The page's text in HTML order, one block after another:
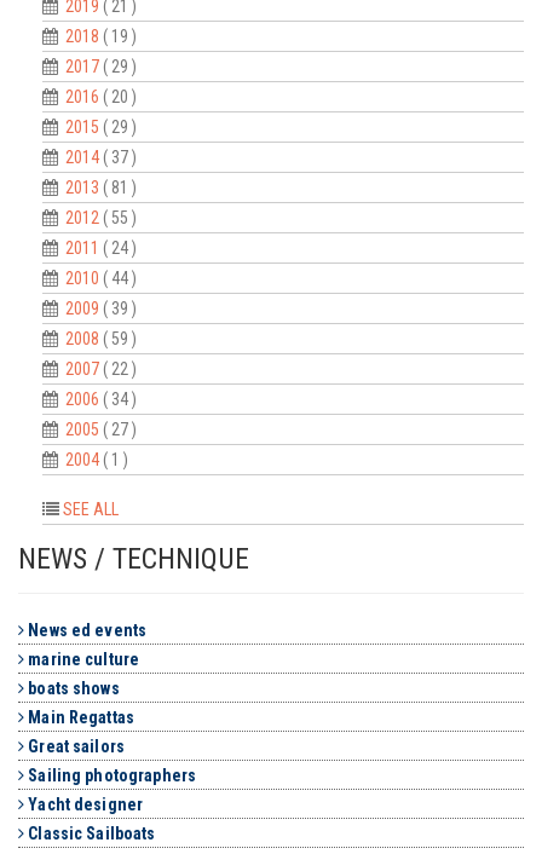
2019 ( 21 )
2018 ( 19 )
2017( 29 )
2016 ( 20 )
2015 ( 29 )
2014( 37 )
2013 ( 81 )
2012 ( 55 )
2011 ( 24 )
2010 ( 44 )
2009 ( 39 )
2008 ( 59 )
2007( 22 )
2006 ( 34 )
2005 ( 27 )
2004( 1 )
SEE ALL
NEWS / TECHNIQUE
News ed events
marine culture
boats shows
Main Regattas
Great sailors
Sailing photographers
Yacht designer
Classic Sailboats